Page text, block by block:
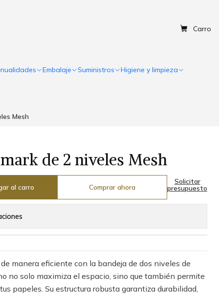
Carro
Embalaje Suministros Higiene y limpieza
Mesh
de 2 niveles Mesh
al carro Comprar ahora
Solicitar
presupuesto
manera eficiente con la bandeja de dos niveles de
no solo maximiza el espacio, sino que también permite
papeles. Su estructura robusta garantiza durabilidad,